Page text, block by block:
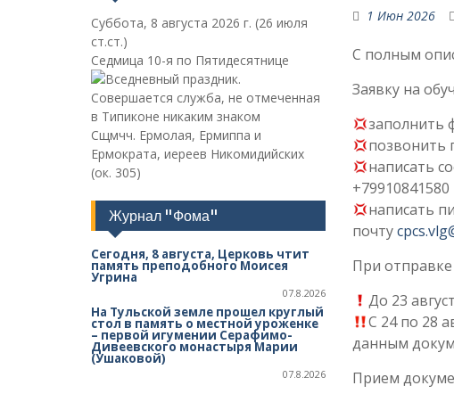
1 Июн 2026
С полным
Заявку на
заполнить
позвонить
написать
+79910841580
написать
почту
При
До 23
С 24 по 28
данным
Прием
Суббота, 8 августа 2026 г. (26 июля
ст.ст.)
Седмица 10-я по Пятидесятнице
Сщмчч. Ермолая, Ермиппа и
Ермократа, иереев Никомидийских
(ок. 305)
Журнал "Фома"
Сегодня, 8 августа, Церковь чтит
память преподобного Моисея
Угрина
07.8.2026
На Тульской земле прошел круглый
стол в память о местной уроженке
– первой игумении Серафимо-
Дивеевского монастыря Марии
(Ушаковой)
07.8.2026